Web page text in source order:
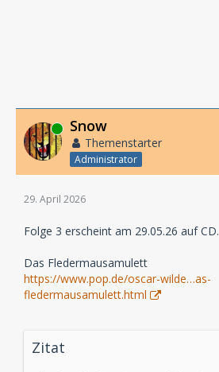
Online Snow
Themenstarter
Administrator
29. April 2026
Folge 3 erscheint am 29.05.26 auf CD.
Das Fledermausamulett
https://www.pop.de/oscar-wilde…as-
fledermausamulett.html
Zitat